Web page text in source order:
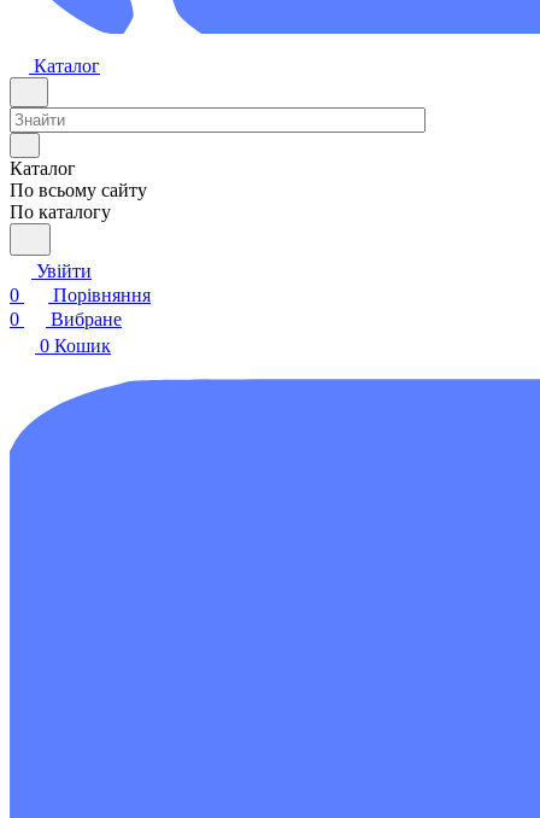
Каталог
Каталог
По всьому сайту
По каталогу
Увійти
0
Порівняння
0
Вибране
0 Кошик